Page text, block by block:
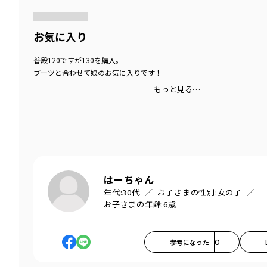
お気に入り
普段120ですが130を購入。
ブーツと合わせて娘のお気に入りです！
もっと見る…
はーちゃん
年代:30代 お子さまの性別:女の子
お子さまの年齢:6歳
参考になった 0